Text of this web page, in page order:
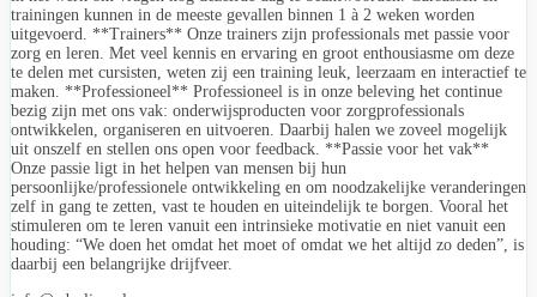
trainingen kunnen in de meeste gevallen binnen 1 à 2 weken worden
uitgevoerd. **Trainers** Onze trainers zijn professionals met passie voor
zorg en leren. Met veel kennis en ervaring en groot enthousiasme om deze
te delen met cursisten, weten zij een training leuk, leerzaam en interactief te
maken. **Professioneel** Professioneel is in onze beleving het continue
bezig zijn met ons vak: onderwijsproducten voor zorgprofessionals
ontwikkelen, organiseren en uitvoeren. Daarbij halen we zoveel mogelijk
uit onszelf en stellen ons open voor feedback. **Passie voor het vak**
Onze passie ligt in het helpen van mensen bij hun
persoonlijke/professionele ontwikkeling en om noodzakelijke veranderingen
zelf in gang te zetten, vast te houden en uiteindelijk te borgen. Vooral het
stimuleren om te leren vanuit een intrinsieke motivatie en niet vanuit een
houding: “We doen het omdat het moet of omdat we het altijd zo deden”, is
daarbij een belangrijke drijfveer.